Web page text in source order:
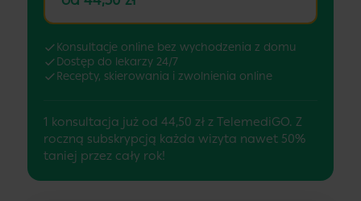
Konsultacje online bez wychodzenia z domu
Dostęp do lekarzy 24/7
Recepty, skierowania i zwolnienia online
1 konsultacja już od 44,50 zł z TelemediGO. Z
roczną subskrypcją każda wizyta nawet 50%
taniej przez cały rok!